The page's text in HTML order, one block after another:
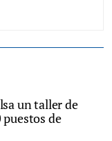
un taller de
de